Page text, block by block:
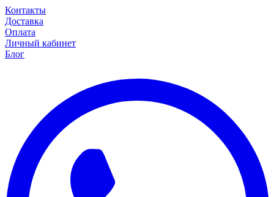
Контакты
Доставка
Оплата
Личный кабинет
Блог